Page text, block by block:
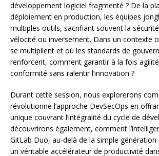
développement logiciel fragmenté ? De la
déploiement en production, les équipes
multiples outils, sacrifiant souvent la
vélocité ou inversement. Dans un contexte
se multiplient et où les standards de
renforcent, comment garantir à la fois
conformité sans ralentir l’innovation ?
Durant cette session, nous explorerons
révolutionne l’approche DevSecOps en
unique couvrant l’intégralité du cycle de
découvrirons également, comment
GitLab Duo, au-delà de la simple
un véritable accélérateur de productivité